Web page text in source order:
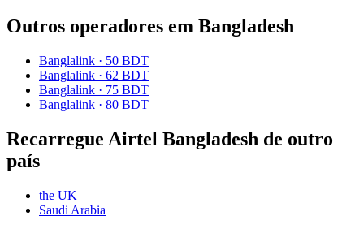
Outros operadores em Bangladesh
Banglalink · 50 BDT
Banglalink · 62 BDT
Banglalink · 75 BDT
Banglalink · 80 BDT
Recarregue Airtel Bangladesh de outro
país
the UK
Saudi Arabia